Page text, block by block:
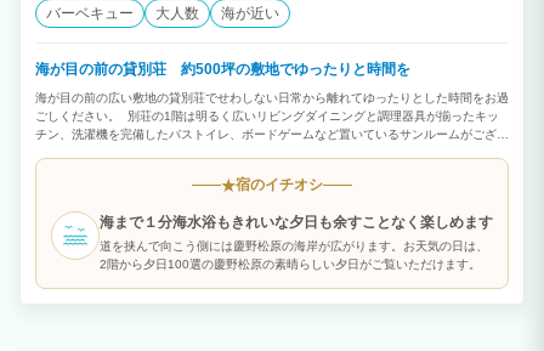
バーベキュー 大人数 海が近い
海が目の前の貸別荘 約500坪の敷地でゆったりと時間を
海が目の前の広い敷地の貸別荘でせわしない日常から離れてゆったりとした時間をお過
ごしください。 別荘の1階は明るく広いリビングダイニングと調理器具が揃ったキッ
チン、洗濯機を完備したバストイレ、ボードゲームなど置いているサンルームがござい
でいただけます。また、海水浴後は外に足洗い場があり、裏口からはバスルームにすぐ
ち込み、もしくはこちらで用意もできます。その場合備考欄にご記入ください。
★宿のイチオシ
海まで１分海水浴もきれいな夕日も余すことなく楽しめます
道を挟んで向こう側には慶野松原の海岸が広がります。お天気の日は、
2階から夕日100選の慶野松原の素晴らしい夕日がご覧いただけます。